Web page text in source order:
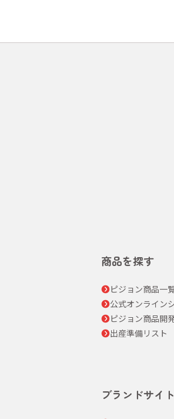
商品を探す
ピジョン商品一
公式オンライン
ピジョン商品開
出産準備リスト
ブランドサイト